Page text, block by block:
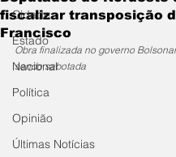
Cidade
Estado
Nacional
Política
Opinião
Últimas Notícias
fiscalizar transposição
Francisco
Obra finalizada no governo
sendo sabotada